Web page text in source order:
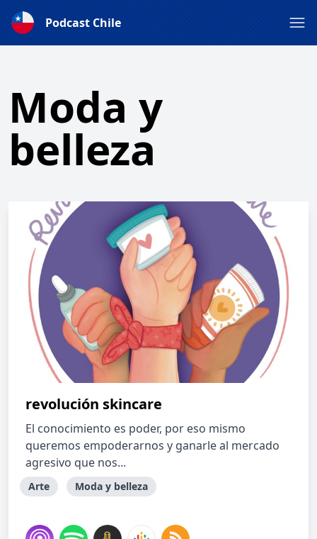
Podcast Chile
Moda y
belleza
revolución skincare
El conocimiento es poder, por eso mismo
queremos empoderarnos y ganarle al mercado
agresivo que nos...
Arte Moda y belleza